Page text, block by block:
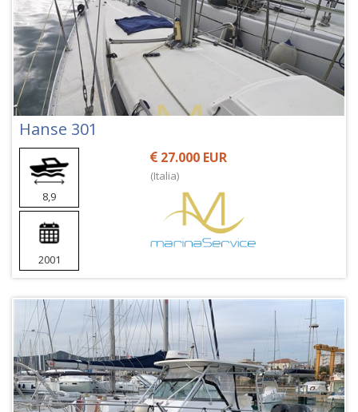
Hanse 301
8,9
2001
27.000 EUR
(Italia)